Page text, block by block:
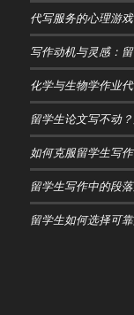
代写服务的心理游
写作动机与灵感：
化学与生物学作业
留学生论文写不动
如何克服留学生写
留学生写作中的段
留学生如何选择可